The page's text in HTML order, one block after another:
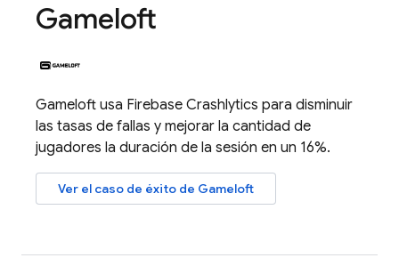
Gameloft
Gameloft usa Firebase Crashlytics para disminuir
las tasas de fallas y mejorar la cantidad de
jugadores la duración de la sesión en un 16%.
Ver el caso de éxito de Gameloft